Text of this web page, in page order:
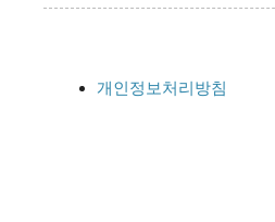
개인정보처리방침